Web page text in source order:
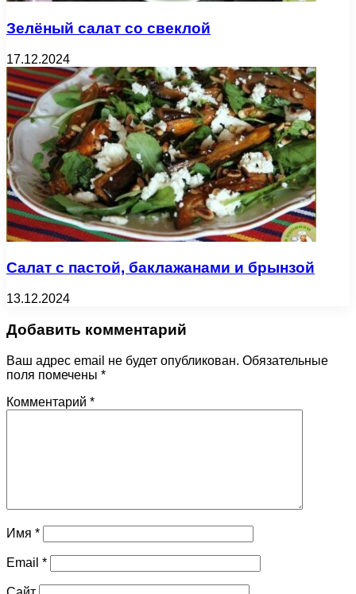
Зелёный салат со свеклой
17.12.2024
Салат с пастой, баклажанами и брынзой
13.12.2024
Добавить комментарий
Ваш адрес email не будет опубликован. Обязательные
поля помечены *
Комментарий *
Имя *
Email *